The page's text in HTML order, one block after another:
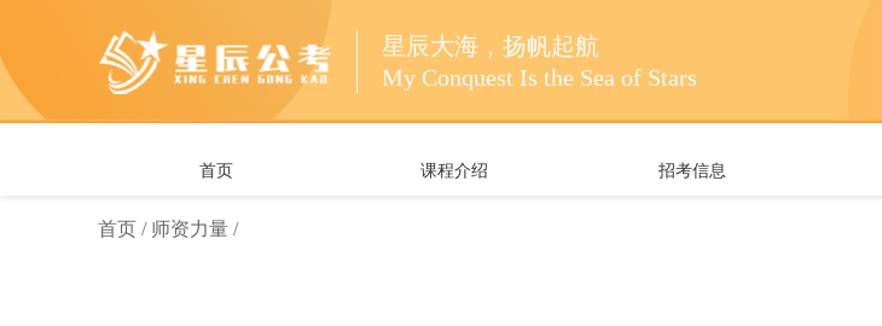
星辰大海，扬帆起航
My Conquest Is the Sea of Stars
首页 课程介绍 招考信息
首页 / 师资力量 /